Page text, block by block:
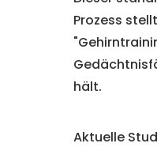
Prozess
hält.
Aktuelle